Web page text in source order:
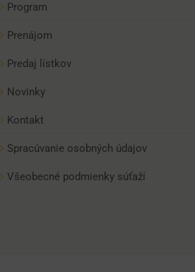
Program
Prenájom
Predaj lístkov
Novinky
Kontakt
Spracúvanie osobných údajov
Všeobecné podmienky súťaží